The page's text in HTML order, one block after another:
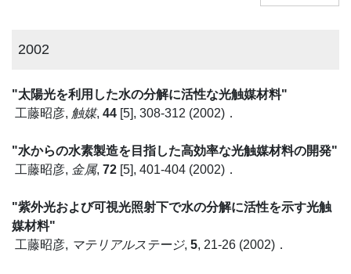
2002
"太陽光を利用した水の分解に活性な光触媒材料"
工藤昭彦, 触媒, 44 [5], 308-312 (2002)．
"水からの水素製造を目指した高効率な光触媒材料の開発"
工藤昭彦, 金属, 72 [5], 401-404 (2002)．
"紫外光および可視光照射下で水の分解に活性を示す光触
媒材料"
工藤昭彦, マテリアルステージ, 5, 21-26 (2002)．